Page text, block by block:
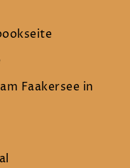
Faakersee in